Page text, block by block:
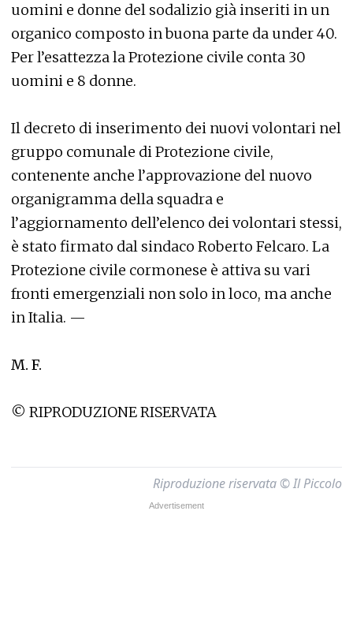
uomini e donne del sodalizio già inseriti in un
organico composto in buona parte da under 40.
Per l’esattezza la Protezione civile conta 30
uomini e 8 donne.
Il decreto di inserimento dei nuovi volontari nel
gruppo comunale di Protezione civile,
contenente anche l’approvazione del nuovo
organigramma della squadra e
l’aggiornamento dell’elenco dei volontari stessi,
è stato firmato dal sindaco Roberto Felcaro. La
Protezione civile cormonese è attiva su vari
fronti emergenziali non solo in loco, ma anche
in Italia. —
M. F.
© RIPRODUZIONE RISERVATA
Riproduzione riservata © Il Piccolo